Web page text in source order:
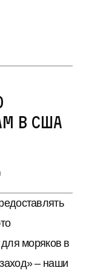
в США
моряков в
– наши